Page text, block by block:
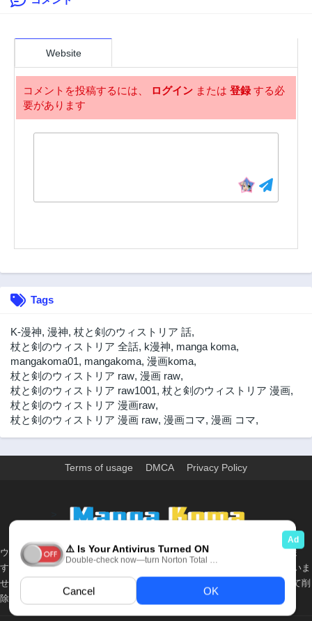
第9話
2年前 2年前
第5話
Website
コメントを投稿するには、 ログイン または 登録する必
要があります
Tags
K-漫神, 漫神, 杖と剣のウィストリア 話,
杖と剣のウィストリア 全話, k漫神, manga koma,
mangakoma01, mangakoma, 漫画koma,
杖と剣のウィストリア raw, 漫画 raw,
杖と剣のウィストリア raw1001, 杖と剣のウィストリア 漫画,
杖と剣のウィストリア 漫画raw,
杖と剣のウィストリア 漫画 raw, 漫画コマ, 漫画 コマ,
Terms of usage DMCA Privacy Policy
ウェブサイト上のすべての情報と画像は、インターネット上で収集されま
す。 このウェブサイトの情報については、所有していないか、責任を負いま
せん。 個人や組織に影響を与える場合は、必要に応じて、すぐに検討して削
除します。